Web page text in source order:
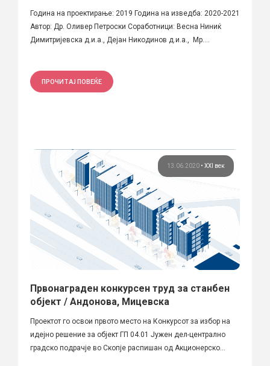
Година на проектирање: 2019 Година на изведба: 2020-2021
Автор: Др. Оливер Петроски Соработници: Весна Ниниќ
Димитријевска д.и.а., Дејан Никодинов д.и.а., Мр....
ПРОЧИТАЈ ПОВЕЌЕ
13.06.2020 • XXI век
Првонаграден конкурсен труд за станбен
објект / Андонова, Мицевска
Проектот го освои првото место на Конкурсот за избор на
идејно решение за објект ГП 04.01 Јужен дел-централно
градско подрачје во Скопје распишан од Акционерско...